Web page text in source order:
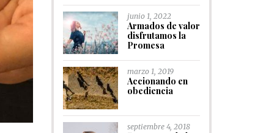
junio 1, 2022
Armados de valor
disfrutamos la
Promesa
marzo 1, 2019
Accionando en
obediencia
septiembre 4, 2018